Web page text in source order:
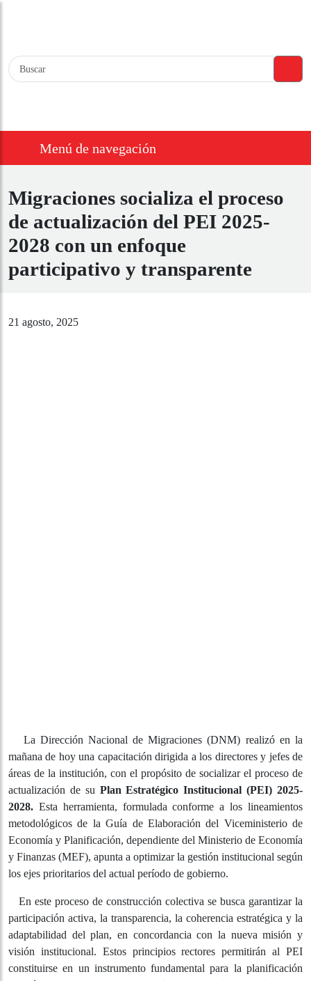
Menú de navegación
Migraciones socializa el
proceso de actualización del
PEI 2025-2028 con un enfoque
participativo y transparente
21 agosto, 2025
la mañana de hoy una capacitación dirigida a los
directores y jefes de áreas de la institución, con el
propósito de socializar el proceso de actualización de su
Plan Estratégico Institucional (PEI) 2025-2028. Esta
herramienta, formulada conforme a los lineamientos
metodológicos de la Guía de Elaboración del
Viceministerio de Economía y Planificación, dependiente
del Ministerio de Economía y Finanzas (MEF), apunta a
optimizar la gestión institucional según los ejes
prioritarios del actual período de gobierno.
En este proceso de construcción colectiva se busca
garantizar la participación activa, la transparencia, la
coherencia estratégica y la adaptabilidad del plan, en
concordancia con la nueva misión y visión institucional.